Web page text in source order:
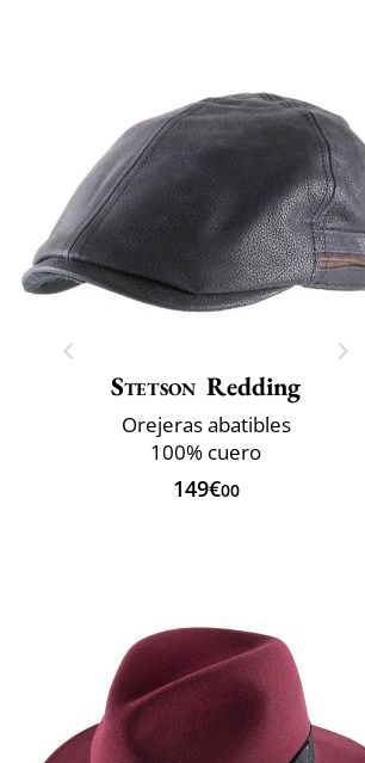
Stetson Redding
Orejeras abatibles
100% cuero
149€00